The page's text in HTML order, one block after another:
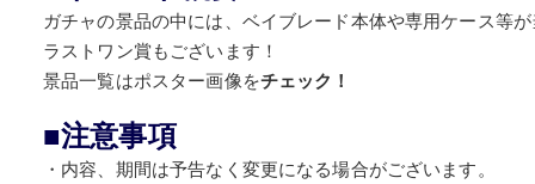
ガチャの景品の中には、ベイブレード本体や専用ケース等
ラストワン賞もございます！
景品一覧はポスター画像をチェック！
■注意事項
・内容、期間は予告なく変更になる場合がございます。